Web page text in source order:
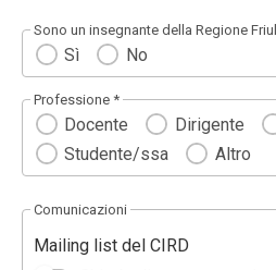
Sono un insegnante della Regione
Sì No
Professione *
Docente Dirigente
Studente/ssa
Altro
Comunicazioni
Mailing list del CIRD